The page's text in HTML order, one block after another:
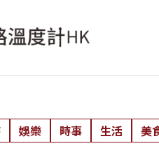
娛樂 時事 生活 美